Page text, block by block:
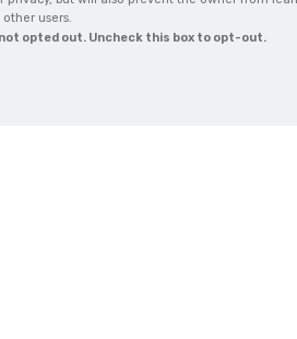
users.
opted out. Uncheck this box to opt-out.